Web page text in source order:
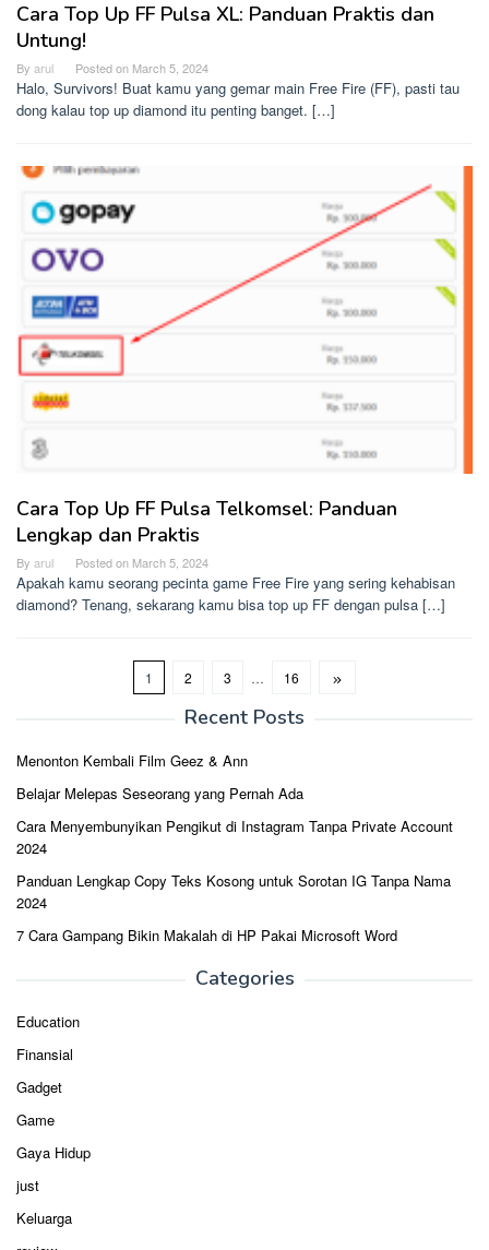
Cara Top Up FF Pulsa XL: Panduan Praktis dan
Untung!
By arul Posted on March 5, 2024
Halo, Survivors! Buat kamu yang gemar main Free Fire (FF), pasti tau
dong kalau top up diamond itu penting banget. […]
Cara Top Up FF Pulsa Telkomsel: Panduan
Lengkap dan Praktis
By arul Posted on March 5, 2024
Apakah kamu seorang pecinta game Free Fire yang sering kehabisan
diamond? Tenang, sekarang kamu bisa top up FF dengan pulsa […]
1 2 3 … 16
Recent Posts
Menonton Kembali Film Geez & Ann
Belajar Melepas Seseorang yang Pernah Ada
Cara Menyembunyikan Pengikut di Instagram Tanpa Private Account
2024
Panduan Lengkap Copy Teks Kosong untuk Sorotan IG Tanpa Nama
2024
7 Cara Gampang Bikin Makalah di HP Pakai Microsoft Word
Categories
Education
Finansial
Gadget
Game
Gaya Hidup
just
Keluarga